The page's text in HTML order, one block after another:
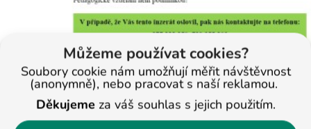
Můžeme používat cookies?
Soubory cookie nám umožňují měřit návštěvnost
(anonymně), nebo pracovat s naší reklamou.
Děkujemeza váš souhlas s jejich použitím.
< Na všechny články